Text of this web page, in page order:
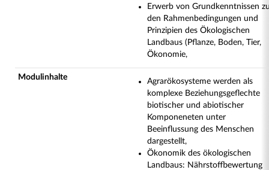
Erwerb von Grundkenntnissen
den Rahmenbedingungen und
Prinzipien des Ökologischen
Landbaus (Pflanze, Boden, Tier,
Ökonomie,
Modulinhalte
Agrarökosysteme werden als
komplexe Beziehungsgeflechte
biotischer und abiotischer
Komponeneten unter
Beeinflussung des Menschen
dargestellt,
Ökonomik des ökologischen
Landbaus: Nährstoffbewertung